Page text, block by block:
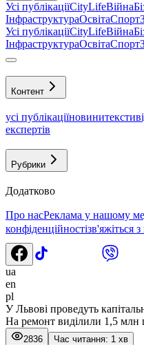
Усі публікаціїCityLifeВійна
ІнфраструктураОсвітаСпорт
Усі публікаціїCityLifeВійна
ІнфраструктураОсвітаСпорт
Контент
усі публікаціїновинитексти
експертів
Рубрики
Додатково
Про насРеклама у нашому
конфіденційностізв'яжіться
ua
en
pl
У Львові проведуть
На ремонт виділили 1,5 млн
2836 Час читання: 1 хв